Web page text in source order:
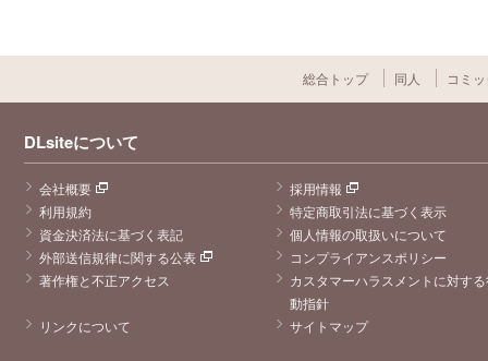
総合トップ 同人 コミ
DLsiteについて
会社概要
採用情報
利用規約
特定商取引法に基づく表示
資金決済法に基づく表記
個人情報の取扱いについて
外部送信規律に関する公表
コンプライアンスポリシー
著作権と不正アクセス
カスタマーハラスメントに対す
動指針
リンクについて
サイトマップ